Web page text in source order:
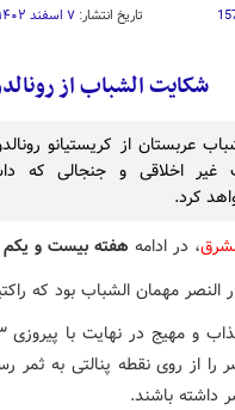
تاریخ انتشار: ۷ اسفند ۱۴۰۲ - ۱۱:۰۵
شکایت الشباب از
عربستان از کریستیانو
غیر اخلاقی و جنجالی که
کرد.
، در ادامه هفته بیست و یکم
النصر مهمان الشباب بود که
را از روی نقطه پنالتی به ثمر
داشته باشند.